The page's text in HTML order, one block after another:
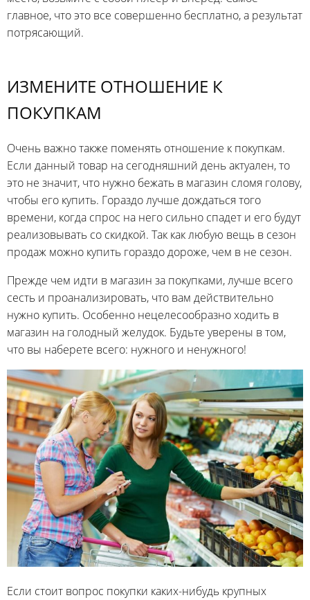
главное, что это все совершенно бесплатно, а результат
потрясающий.
ИЗМЕНИТЕ ОТНОШЕНИЕ К
ПОКУПКАМ
Очень важно также поменять отношение к покупкам.
Если данный товар на сегодняшний день актуален, то
это не значит, что нужно бежать в магазин сломя голову,
чтобы его купить. Гораздо лучше дождаться того
времени, когда спрос на него сильно спадет и его будут
реализовывать со скидкой. Так как любую вещь в сезон
продаж можно купить гораздо дороже, чем в не сезон.
Прежде чем идти в магазин за покупками, лучше всего
сесть и проанализировать, что вам действительно
нужно купить. Особенно нецелесообразно ходить в
магазин на голодный желудок. Будьте уверены в том,
что вы наберете всего: нужного и ненужного!
Если стоит вопрос покупки каких-нибудь крупных